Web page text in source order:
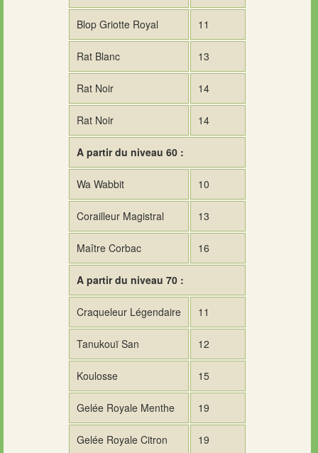
Blop Griotte Royal 11
Rat Blanc 13
Rat Noir 14
Rat Noir 14
A partir du niveau 60 :
Wa Wabbit 10
Corailleur Magistral 13
Maître Corbac 16
A partir du niveau 70 :
Craqueleur Légendaire 11
Tanukouï San 12
Koulosse 15
Gelée Royale Menthe 19
Gelée Royale Citron 19